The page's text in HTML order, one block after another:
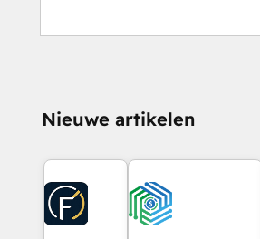
Nieuwe artikelen